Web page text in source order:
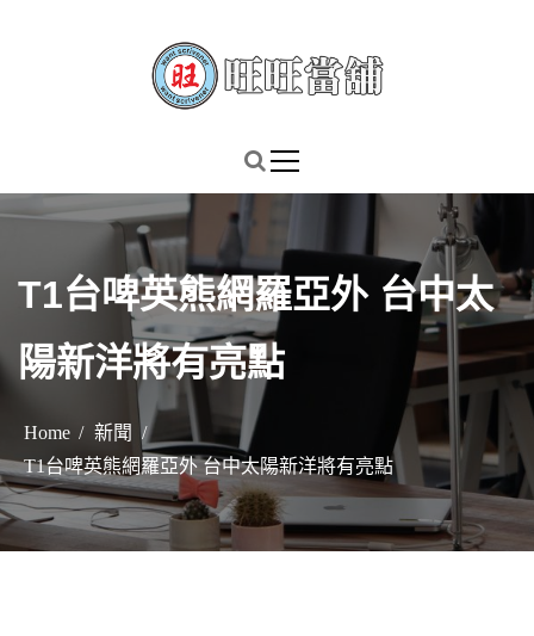
T1台啤英熊網羅亞外 台中太
陽新洋將有亮點
Home
新聞
T1台啤英熊網羅亞外 台中太陽新洋將有亮點